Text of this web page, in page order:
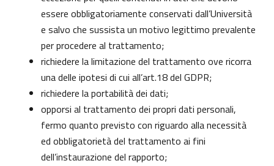
essere obbligatoriamente conservati dall’Università
e salvo che sussista un motivo legittimo prevalente
per procedere al trattamento;
richiedere la limitazione del trattamento ove ricorra
una delle ipotesi di cui all’art.18 del GDPR;
richiedere la portabilità dei dati;
opporsi al trattamento dei propri dati personali,
fermo quanto previsto con riguardo alla necessità
ed obbligatorietà del trattamento ai fini
dell’instaurazione del rapporto;